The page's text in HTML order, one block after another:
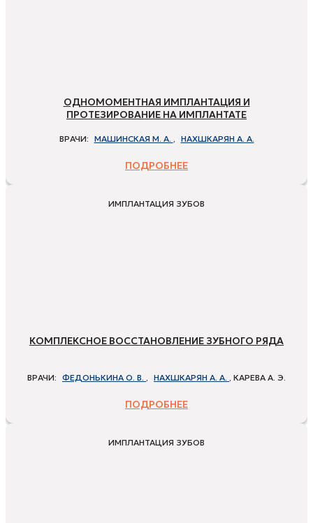
ОДНОМОМЕНТНАЯ ИМПЛАНТАЦИЯ И
ПРОТЕЗИРОВАНИЕ НА ИМПЛАНТАТЕ
ВРАЧИ: МАШИНСКАЯ М. А. , НАХШКАРЯН А. А.
ПОДРОБНЕЕ
ИМПЛАНТАЦИЯ ЗУБОВ
КОМПЛЕКСНОЕ ВОССТАНОВЛЕНИЕ ЗУБНОГО РЯДА
ВРАЧИ: ФЕДОНЬКИНА О. В. , НАХШКАРЯН А. А. , КАРЕВА А. Э.
ПОДРОБНЕЕ
ИМПЛАНТАЦИЯ ЗУБОВ